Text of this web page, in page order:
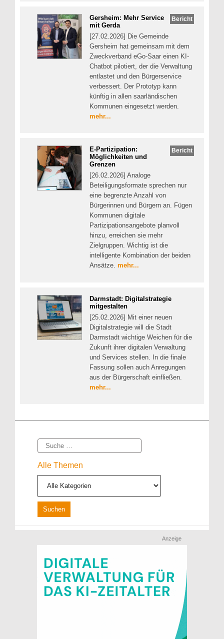
Bericht
Gersheim: Mehr Service
mit Gerda
[27.02.2026] Die Gemeinde
Gersheim hat gemeinsam mit dem
Zweckverband eGo-Saar einen KI-
Chatbot pilotiert, der die Verwaltung
entlastet und den Bürgerservice
verbessert. Der Prototyp kann
künftig in allen saarländischen
Kommunen eingesetzt werden.
mehr...
Bericht
E-Partizipation:
Möglichkeiten und
Grenzen
[26.02.2026] Analoge
Beteiligungsformate sprechen nur
eine begrenzte Anzahl von
Bürgerinnen und Bürgern an. Fügen
Kommunen digitale
Partizipationsangebote planvoll
hinzu, erreichen sie mehr
Zielgruppen. Wichtig ist die
intelligente Kombination der beiden
Ansätze. mehr...
Darmstadt: Digitalstrategie
mitgestalten
[25.02.2026] Mit einer neuen
Digitalstrategie will die Stadt
Darmstadt wichtige Weichen für die
Zukunft ihrer digitalen Verwaltung
und Services stellen. In die finale
Fassung sollen auch Anregungen
aus der Bürgerschaft einfließen.
mehr...
Suche
Alle Themen
Anzeige